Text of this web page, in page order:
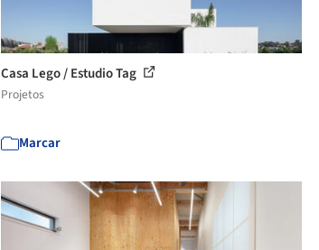
Casa Lego / Estudio Tag
Projetos
Marcar